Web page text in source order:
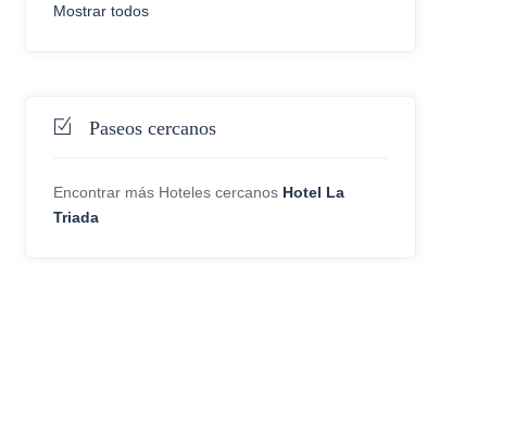
Mostrar todos
Paseos cercanos
Encontrar más Hoteles cercanos Hotel La
Triada